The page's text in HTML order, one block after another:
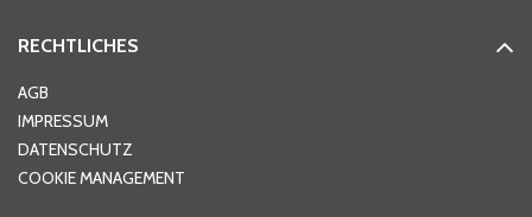
Ort*
Telefon
RECHTLICHES
AGB
IMPRESSUM
DATENSCHUTZ
COOKIE MANAGEMENT